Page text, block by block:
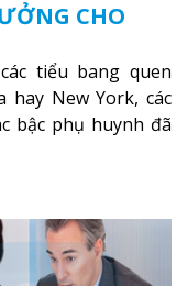
CHO
tiểu bang quen
hay New York, các
bậc phụ huynh đã